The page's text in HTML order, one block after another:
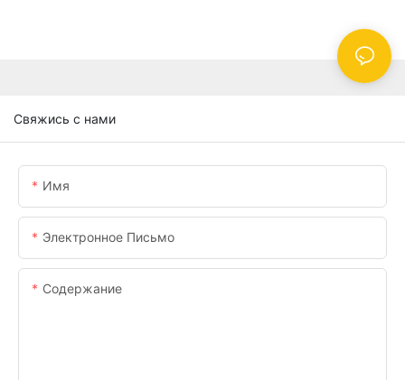
Свяжись с нами
Имя
Электронное Письмо
Содержание